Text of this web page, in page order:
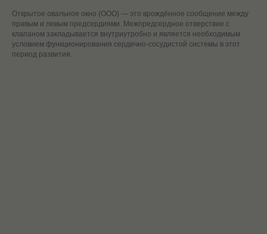
Открытое овальное окно (ООО) — это врождённое сообщение между
правым и левым предсердиями. Межпредсердное отверствие с
клапаном закладывается внутриутробно и является необходимым
условием функционирования сердечно-сосудистой системы в этот
период развития.